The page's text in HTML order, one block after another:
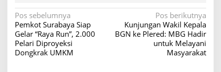
N
a
v
i
Pos sebelumnya
Pemkot Surabaya Siap
Gelar “Raya Run”, 2.000
Pelari Diproyeksi
Dongkrak UMKM
Pos berikutnya
Kunjungan Wakil Kepala
BGN ke Plered: MBG Hadir
untuk Melayani
Masyarakat